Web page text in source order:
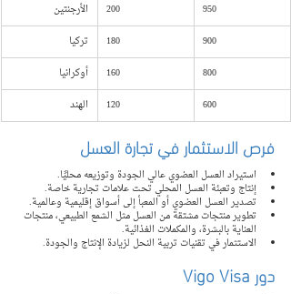
الأرجنتين
200
950
تركيا
180
900
أوكرانيا
160
800
الهند
120 600
فرص الاستثمار في تجارة العسل
استيراد العسل العضوي عالي الجودة وتوزيعه محليًا.
إنتاج وتعبئة العسل المحلي تحت علامات تجارية خاصة.
تصدير العسل العضوي أو المعبأ إلى أسواق إقليمية وعالمية.
تطوير منتجات مشتقة من العسل مثل الشمع الطبيعي، منتجات
العناية بالبشرة، والمكملات الغذائية.
الاستثمار في تقنيات تربية النحل لزيادة الإنتاج والجودة.
دور Vigo Visa